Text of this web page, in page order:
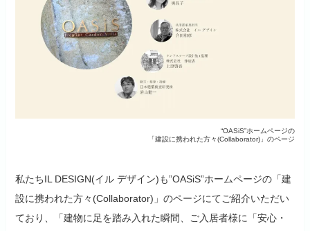
“OASiS”ホームページの
「建設に携われた方々(Collaborator)」のページ
私たちIL DESIGN(イル デザイン)も”OASiS”ホームページの「建
設に携われた方々(Collaborator)」のページにてご紹介いただい
ており、「建物に足を踏み入れた瞬間、ご入居者様に「安心・